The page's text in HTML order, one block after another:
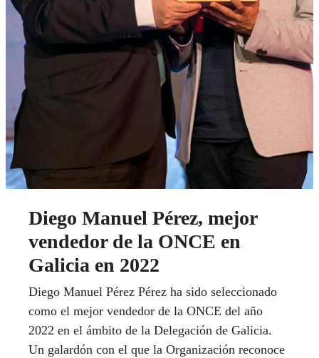
Diego Manuel Pérez, mejor
vendedor de la ONCE en
Galicia en 2022
Diego Manuel Pérez Pérez ha sido seleccionado
como el mejor vendedor de la ONCE del año
2022 en el ámbito de la Delegación de Galicia.
Un galardón con el que la Organización reconoce